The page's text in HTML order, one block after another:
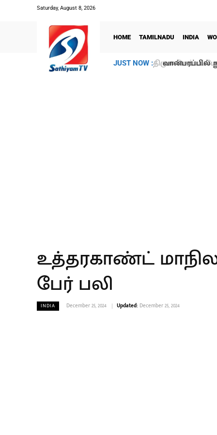
Saturday, August 8, 2026
HOME TAMILNADU INDIA
JUST NOW : வான்பரப்பில்
உத்தரகாண்ட்
பேர் பலி
INDIA December 25, 2024 Updated: December 25, 2024